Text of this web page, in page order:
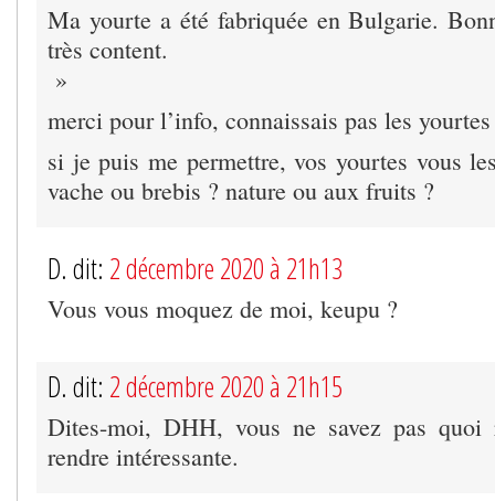
Ma yourte a été fabriquée en Bulgarie.
très content.
»
merci pour l’info, connaissais pas les
si je puis me permettre, vos yourtes vous
vache ou brebis ? nature ou aux fruits ?
D. dit: 2 décembre 2020 à 21h13
Vous vous moquez de moi, keupu ?
D. dit: 2 décembre 2020 à 21h15
Dites-moi, DHH, vous ne savez pas quoi
rendre intéressante.